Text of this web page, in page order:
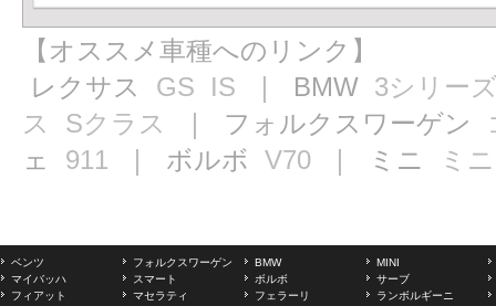
【オススメ車種へのリンク】
レクサス GS IS ｜ BMW 3シリー
ス
Sクラス ｜ フォルクスワーゲン
ェ 911 ｜ ボルボ V70 ｜ ミニ ミニ
ベンツ フォルクスワーゲン BMW
MINI
マイバッハ
スマート ボルボ
サーブ
フィアット
マセラティ フェラーリ ランボルギーニ